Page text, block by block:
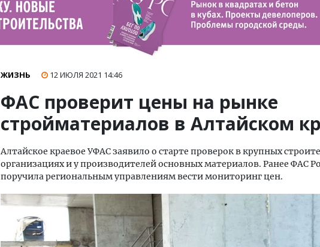
ЖИЗНЬ 12 ИЮЛЯ 2021 14:46
ФАС проверит цены на рынке
стройматериалов в Алтайском
​Алтайское краевое УФАС заявило о старте проверок в крупных
организациях и у производителей основных материалов. Ранее ФАС
поручила региональным управлениям вести мониторинг цен.